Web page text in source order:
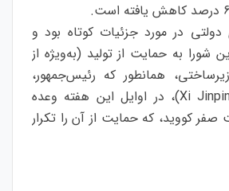
در مورد جزئیات کوتاه بود و
شورا به حمایت از تولید (به‌ویژه از
همانطور که رئیس‌جمهور،
شی جین پینگ(Xi Jinping)، در اوایل این هفته وعده
کووید، که حمایت از آن را تکرار